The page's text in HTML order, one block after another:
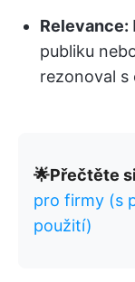
Relevance:
publiku
rezonoval s
🌟Přečtěte
pro firmy (s
použití)